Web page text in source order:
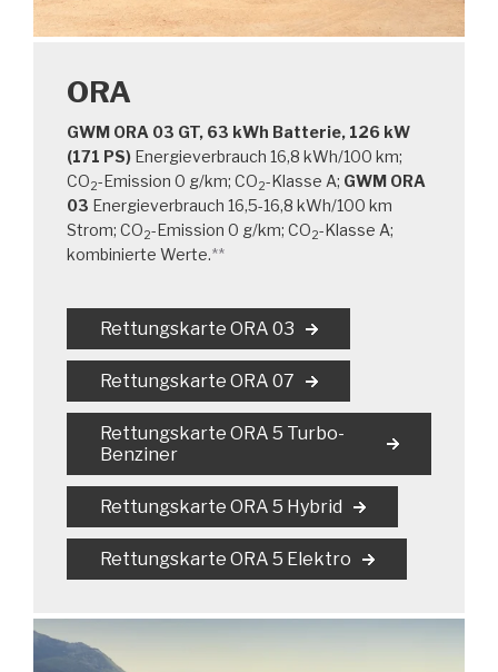
ORA
GWM ORA 03 GT, 63 kWh Batterie, 126 kW
(171 PS) Energieverbrauch 16,8 kWh/100 km;
CO2-Emission 0 g/km; CO2-Klasse A; GWM ORA
03 Energieverbrauch 16,5-16,8 kWh/100 km
Strom; CO2-Emission 0 g/km; CO2-Klasse A;
kombinierte Werte.**
Rettungskarte ORA 03
Rettungskarte ORA 07
Rettungskarte ORA 5 Turbo-
Benziner
Rettungskarte ORA 5 Hybrid
Rettungskarte ORA 5 Elektro